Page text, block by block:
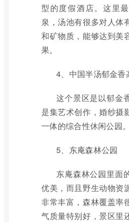
型的度假酒店。这里
泉，汤池有很多对人体
和矿物质，能够达到美
果。
4、中国半汤郁金香
这个景区是以郁金
是集艺术创作，婚纱摄
一体的综合性休闲公园。
5、东庵森林公园
东庵森林公园里面
优美，而且野生动物资
非常丰富，森林覆盖率
气质量特别好，景区里